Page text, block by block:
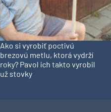
Ako si vyrobiť poctivú
brezovú metlu, ktorá vydrží
roky? Pavol ich takto vyrobil
už stovky